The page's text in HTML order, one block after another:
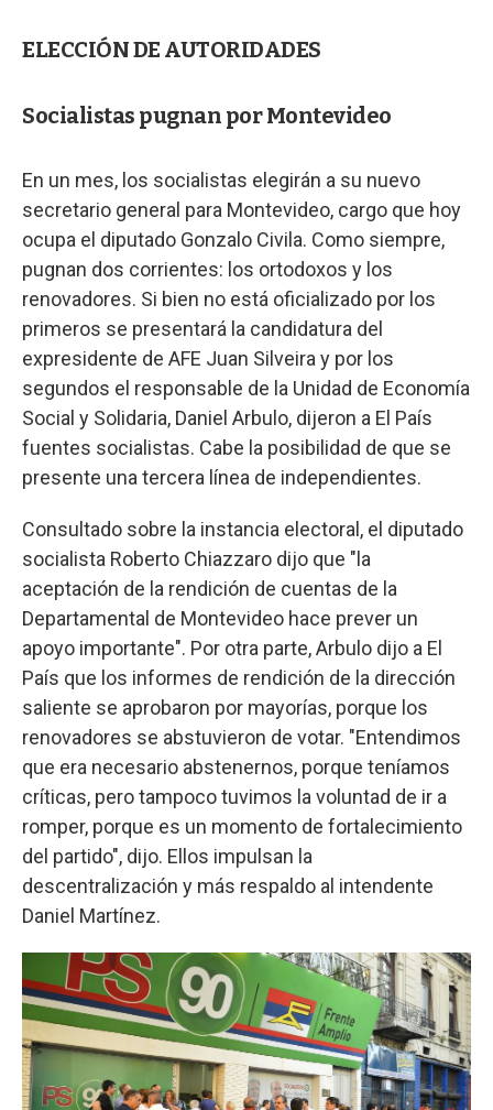
ELECCIÓN DE AUTORIDADES
Socialistas pugnan por Montevideo
En un mes, los socialistas elegirán a su nuevo
secretario general para Montevideo, cargo que hoy
ocupa el diputado Gonzalo Civila. Como siempre,
pugnan dos corrientes: los ortodoxos y los
renovadores. Si bien no está oficializado por los
primeros se presentará la candidatura del
expresidente de AFE Juan Silveira y por los
segundos el responsable de la Unidad de Economía
Social y Solidaria, Daniel Arbulo, dijeron a El País
fuentes socialistas. Cabe la posibilidad de que se
presente una tercera línea de independientes.
Consultado sobre la instancia electoral, el diputado
socialista Roberto Chiazzaro dijo que "la
aceptación de la rendición de cuentas de la
Departamental de Montevideo hace prever un
apoyo importante". Por otra parte, Arbulo dijo a El
País que los informes de rendición de la dirección
saliente se aprobaron por mayorías, porque los
renovadores se abstuvieron de votar. "Entendimos
que era necesario abstenernos, porque teníamos
críticas, pero tampoco tuvimos la voluntad de ir a
romper, porque es un momento de fortalecimiento
del partido", dijo. Ellos impulsan la
descentralización y más respaldo al intendente
Daniel Martínez.